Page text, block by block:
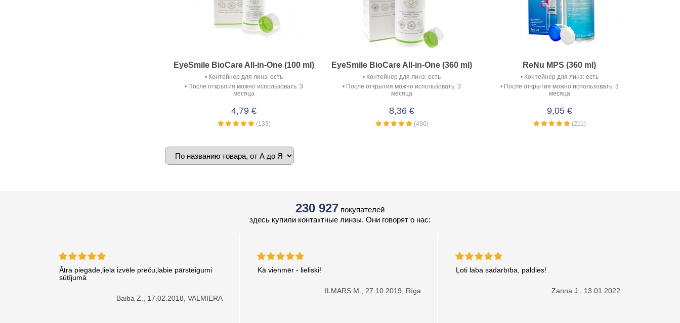
EyeSmile BioCare All-in-One (100 ml)
Контейнер для линз: есть
После открытия можно использовать: 3
месяца
4,79 €
(133)
EyeSmile BioCare All-in-One (360 ml)
Контейнер для линз: есть
После открытия можно использовать: 3
месяца
8,36 €
(490)
ReNu MPS (360 ml)
Контейнер для линз: есть
После открытия можно использовать: 3
месяца
9,05 €
(211)
230 927 покупателей
здесь купили контактные линзы. Они говорят о нас:
Ātra piegāde,liela izvēle preču,labie pārsteigumi
sūtījumā
Baiba Z., 17.02.2018, VALMIERA
Kā vienmēr - lieliski!
ILMARS M., 27.10.2019, Rīga
Ļoti laba sadarbība, paldies!
Zanna J., 13.01.2022